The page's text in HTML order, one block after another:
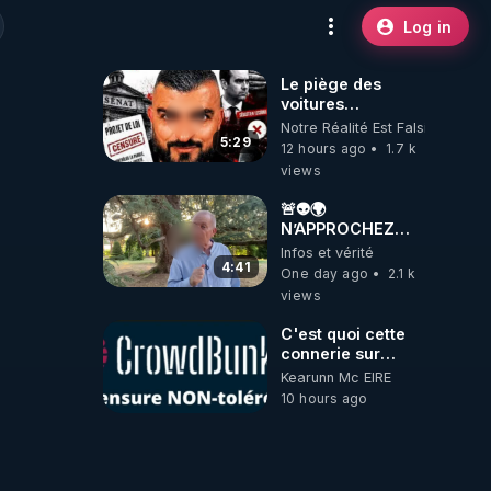
Log in
5:29
Le piège des
voitures
électriques se
referme sur les
usagers !
Notre Réalité Est Falsifiée Et
12 hours ago
1.7 k
views
4:41
🚨👽🌍
N’APPROCHEZ
PAS LA TERRE ! 😱
🛸
Infos et vérité
One day ago
2.1 k
views
C'est quoi cette
connerie sur
CrowdBunker
???? Si on ne
peut plus publier,
Kearunn Mc EIRE
10 hours ago